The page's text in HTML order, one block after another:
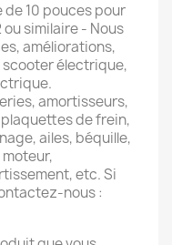
10 pouces pour
similaire - Nous
améliorations,
électrique,
amortisseurs,
de frein,
ailes, béquille,
etc. Si
nous :